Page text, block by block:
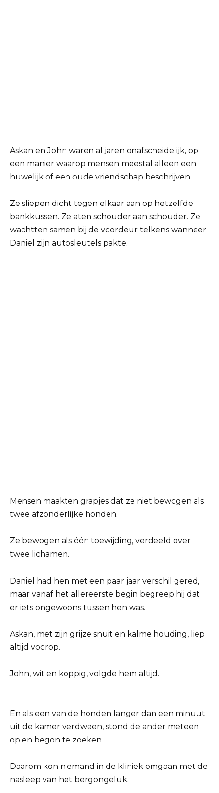
Askan en John waren al jaren onafscheidelijk, op
een manier waarop mensen meestal alleen een
huwelijk of een oude vriendschap beschrijven.
Ze sliepen dicht tegen elkaar aan op hetzelfde
bankkussen. Ze aten schouder aan schouder. Ze
wachtten samen bij de voordeur telkens wanneer
Daniel zijn autosleutels pakte.
Mensen maakten grapjes dat ze niet bewogen als
twee afzonderlijke honden.
Ze bewogen als één toewijding, verdeeld over
twee lichamen.
Daniel had hen met een paar jaar verschil gered,
maar vanaf het allereerste begin begreep hij dat
er iets ongewoons tussen hen was.
Askan, met zijn grijze snuit en kalme houding, liep
altijd voorop.
John, wit en koppig, volgde hem altijd.
En als een van de honden langer dan een minuut
uit de kamer verdween, stond de ander meteen
op en begon te zoeken.
Daarom kon niemand in de kliniek omgaan met de
nasleep van het bergongeluk.